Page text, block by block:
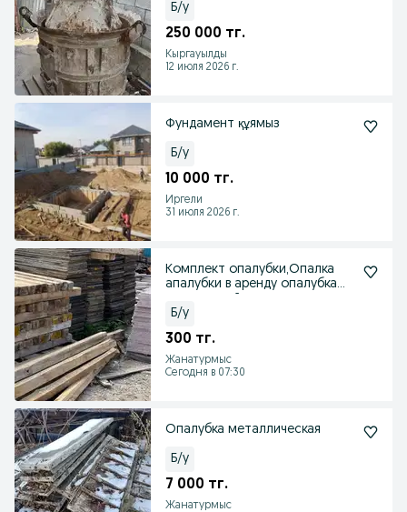
Б/у
250 000 тг.
Кыргауылды
12 июля 2026 г.
Фундамент құямыз
Б/у
10 000 тг.
Иргели
31 июля 2026 г.
Комплект опалубки,Опалка
апалубки в аренду опалубка
Б/у
300 тг.
Жанатурмыс
Сегодня в 07:30
Опалубка металлическая
Б/у
7 000 тг.
Жанатурмыс